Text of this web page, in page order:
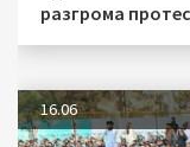
разгрома
16.06